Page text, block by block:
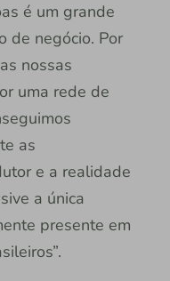
é um grande
de negócio. Por
nossas
uma rede de
as
e a realidade
a única
presente em